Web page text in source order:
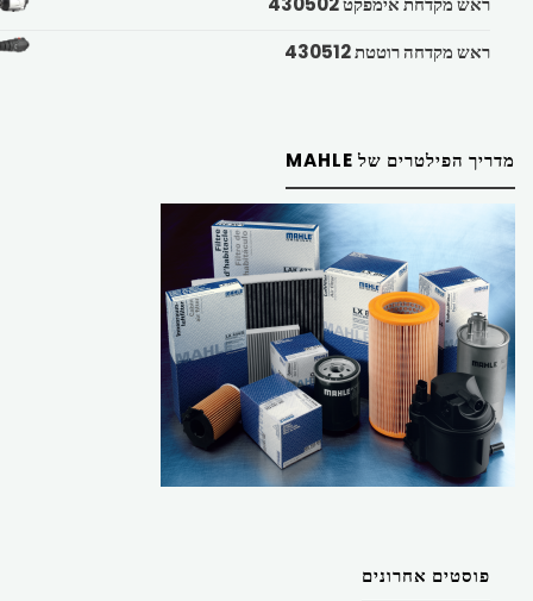
ראש מקדחה רוטטת 430512
מדריך הפילטרים של MAHLE
פוסטים אחרונים